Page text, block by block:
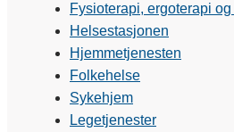
Fysioterapi, ergoterapi
Helsestasjonen
Hjemmetjenesten
Folkehelse
Sykehjem
Legetjenester